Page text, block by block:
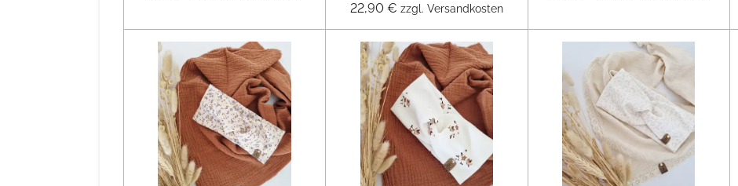
22,90 € zzgl. Versandkosten